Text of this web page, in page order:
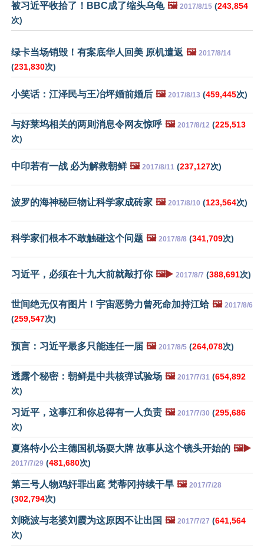
被习近平收拾了！BBC成了缩头乌龟 🖼️ 2017/8/15 (243,854
次)
绿卡当场销毁！有案底华人回美 原机遣返 🖼️ 2017/8/14
(231,830次)
小笑话：江泽民与王冶坪婚前婚后 🖼️ 2017/8/13 (459,445次)
与好莱坞相关的两则消息令网友惊呼 🖼️ 2017/8/12 (225,513
次)
中印若有一战 必为解救朝鲜 🖼️ 2017/8/11 (237,127次)
波罗的海神秘巨物让科学家成砖家 🖼️ 2017/8/10 (123,564次)
科学家们根本不敢触碰这个问题 🖼️ 2017/8/8 (341,709次)
习近平，必须在十九大前就敲打你 🖼️▶️ 2017/8/7 (388,691次)
世间绝无仅有图片！宇宙恶势力曾死命加持江蛤 🖼️ 2017/8/6
(259,547次)
预言：习近平最多只能连任一届 🖼️ 2017/8/5 (264,078次)
透露个秘密：朝鲜是中共核弹试验场 🖼️ 2017/7/31 (654,892
次)
习近平，这事江和你总得有一人负责 🖼️ 2017/7/30 (295,686
次)
夏洛特小公主德国机场耍大牌 故事从这个镜头开始的 🖼️▶️
2017/7/29 (481,680次)
第三号人物鸡奸罪出庭 梵蒂冈持续干旱 🖼️ 2017/7/28
(302,794次)
刘晓波与老婆刘霞为这原因不让出国 🖼️ 2017/7/27 (641,564
次)